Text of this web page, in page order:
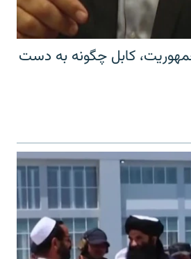
کابل چگونه به دست